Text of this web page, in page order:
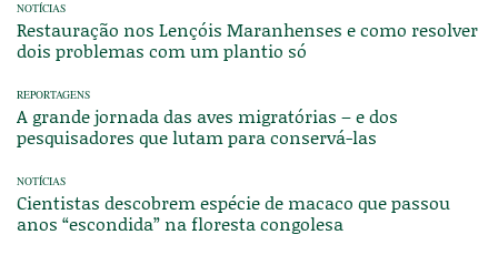
NOTÍCIAS
Restauração nos Lençóis Maranhenses e como resolver
dois problemas com um plantio só
REPORTAGENS
A grande jornada das aves migratórias – e dos
pesquisadores que lutam para conservá-las
NOTÍCIAS
Cientistas descobrem espécie de macaco que passou
anos “escondida” na floresta congolesa